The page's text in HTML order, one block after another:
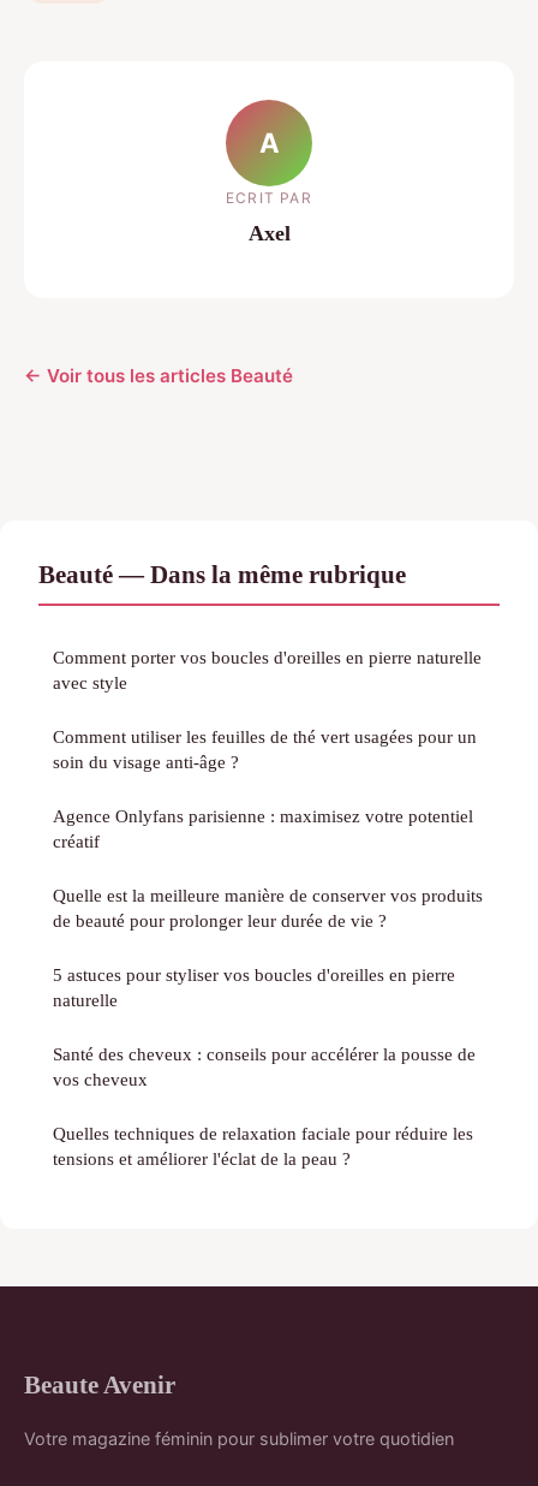
A
ECRIT PAR
Axel
← Voir tous les articles Beauté
Beauté — Dans la même rubrique
Comment porter vos boucles d'oreilles en pierre naturelle
avec style
Comment utiliser les feuilles de thé vert usagées pour un
soin du visage anti-âge ?
Agence Onlyfans parisienne : maximisez votre potentiel
créatif
Quelle est la meilleure manière de conserver vos produits
de beauté pour prolonger leur durée de vie ?
5 astuces pour styliser vos boucles d'oreilles en pierre
naturelle
Santé des cheveux : conseils pour accélérer la pousse de
vos cheveux
Quelles techniques de relaxation faciale pour réduire les
tensions et améliorer l'éclat de la peau ?
Beaute Avenir
Votre magazine féminin pour sublimer votre quotidien